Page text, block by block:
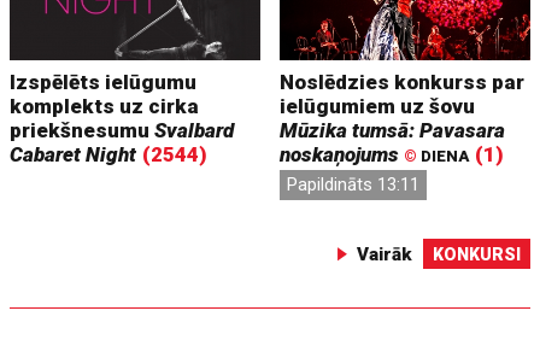
Izspēlēts ielūgumu
komplekts uz cirka
priekšnesumuSvalbard
Cabaret Night (2544)
Noslēdzies konkurss par
ielūgumiem uz šovu
Mūzika tumsā: Pavasara
noskaņojums © DIENA (1)
Papildināts 13:11
Vairāk KONKURSI